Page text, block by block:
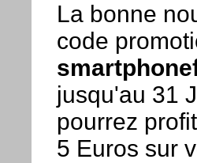
La bonne
code
jusqu'au 31
pourrez
5 Euros sur